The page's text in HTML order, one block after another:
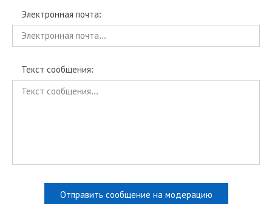
Электронная почта:
Текст сообщения:
Отправить сообщение на модерацию